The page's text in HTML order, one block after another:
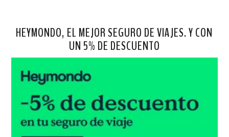
HEYMONDO, EL MEJOR SEGURO DE VIAJES. Y CON
UN 5% DE DESCUENTO